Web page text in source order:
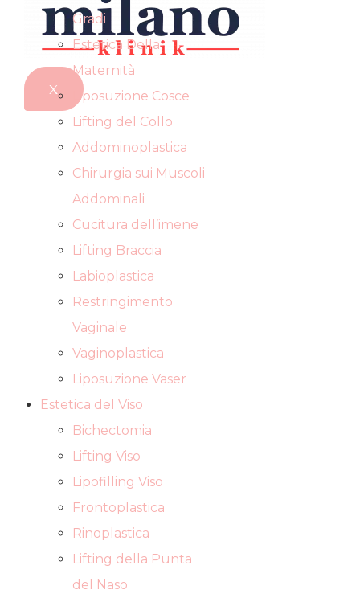
X
Gradi
Estetica Della
Maternità
Liposuzione Cosce
Lifting del Collo
Addominoplastica
Chirurgia sui Muscoli
Addominali
Cucitura dell’imene
Lifting Braccia
Labioplastica
Restringimento
Vaginale
Vaginoplastica
Liposuzione Vaser
Estetica del Viso
Bichectomia
Lifting Viso
Lipofilling Viso
Frontoplastica
Rinoplastica
Lifting della Punta
del Naso